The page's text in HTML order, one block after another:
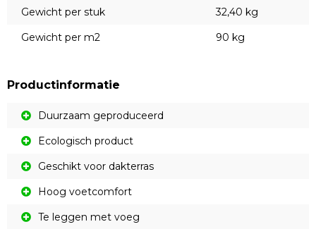
Gewicht per stuk
32,40 kg
Gewicht per m2
90 kg
Productinformatie
Duurzaam geproduceerd
Ecologisch product
Geschikt voor dakterras
Hoog voetcomfort
Te leggen met voeg